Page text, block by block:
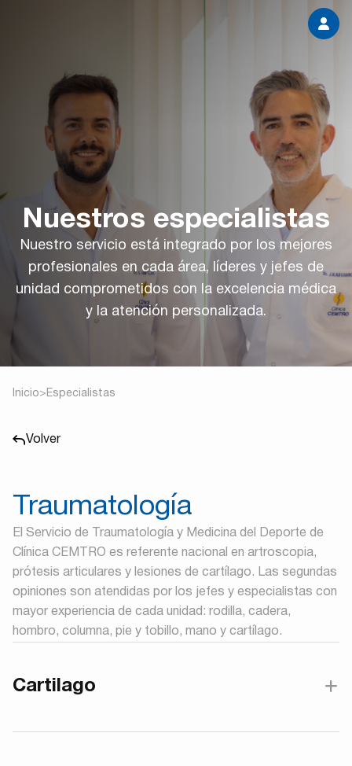
Nuestros especialistas
Nuestro servicio está integrado por los mejores
profesionales en cada área, líderes y jefes de
unidad comprometidos con la excelencia médica
y la atención personalizada.
Inicio> Especialistas
Volver
Traumatología
El Servicio de Traumatología y Medicina del Deporte de
Clínica CEMTRO es referente nacional en artroscopia,
prótesis articulares y lesiones de cartílago. Las segundas
opiniones son atendidas por los jefes y especialistas con
mayor experiencia de cada unidad: rodilla, cadera,
hombro, columna, pie y tobillo, mano y cartílago.
Cartilago